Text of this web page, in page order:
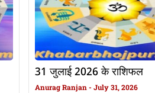
31 जुलाई 2026 के राशिफल
Anurag Ranjan July 31, 2026